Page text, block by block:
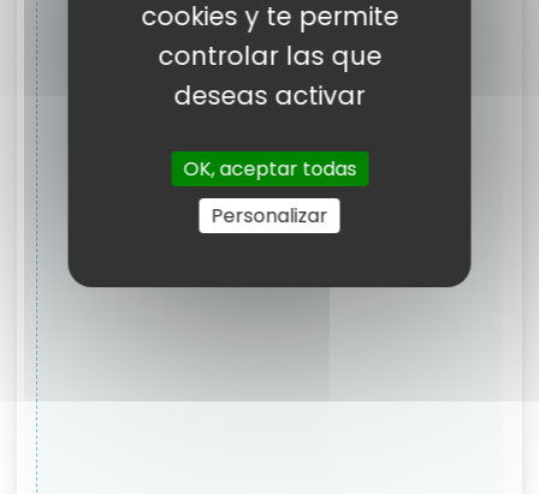
cookies y te permite
controlar las que
deseas activar
OK, aceptar todas
Personalizar